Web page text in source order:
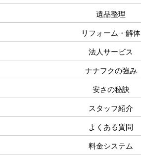
遺品整理
リフォーム・解体
法人サービス
ナナフクの強み
安さの秘訣
スタッフ紹介
よくある質問
料金システム